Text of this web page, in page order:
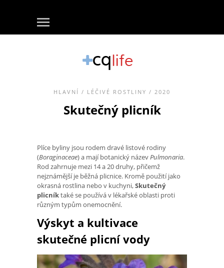
HLAVNÍ / LÉČIVÉ ROSTLINY / 2020
Skutečný plicník
Plíce byliny jsou rodem dravé listové rodiny
(Boraginaceae) a mají botanický názevPulmonaria.
Rod zahrnuje mezi 14 a 20 druhy, přičemž
nejznámější je běžná plicnice. Kromě použití jako
okrasná rostlina nebo v kuchyni,Skutečný
plicníktaké se používá v lékařské oblasti proti
různým typům onemocnění.
Výskyt a kultivace
skutečné plicní vody